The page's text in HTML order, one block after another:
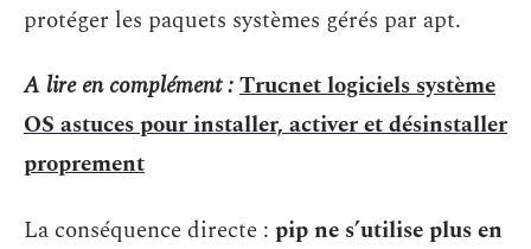
protéger les paquets systèmes gérés par apt.
A lire en complément :Trucnet logiciels système
OS astuces pour installer, activer et désinstaller
proprement
La conséquence directe : pip ne s’utilise plus en